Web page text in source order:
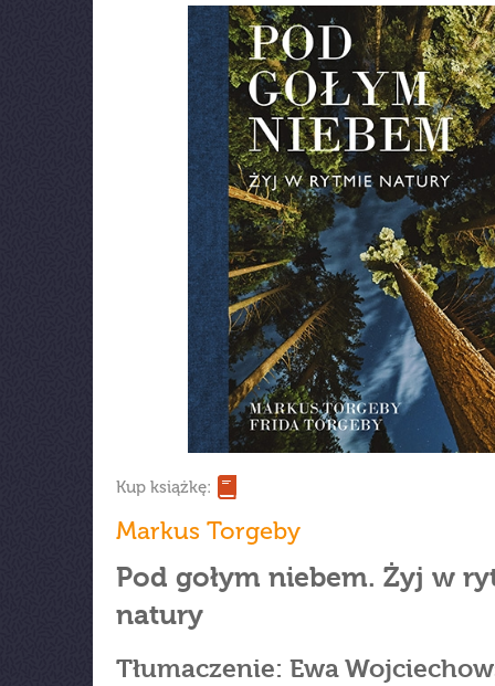
Kup książkę:
Markus Torgeby
Pod gołym niebem. Żyj w
natury
Tłumaczenie: Ewa